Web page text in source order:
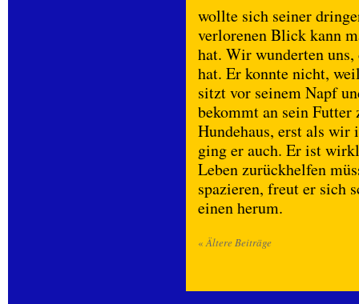
wollte sich seiner
verlorenen Blick kann
hat. Wir wunderten
hat. Er konnte nicht,
sitzt vor seinem Napf
bekommt an sein
Hundehaus, erst als
ging er auch. Er ist
Leben zurückhelfen
spazieren, freut er sich
einen herum.
«Ältere Beiträge